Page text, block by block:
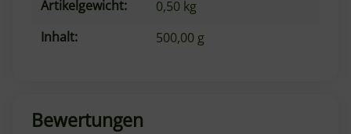
Artikelgewicht: 0,50 kg
Inhalt:
500,00 g
Bewertungen